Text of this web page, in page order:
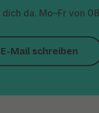
da. Mo–Fr von
E-Mail schreiben